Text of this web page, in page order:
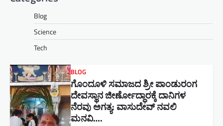
Blog
Science
Tech
BLOG
ಗೊಂದೂಳಿ ಸಮಾಜದ ಶ್ರೀ ಪಾಂಡುರಂಗ
ದೇವಸ್ಥಾನ ಜೀರ್ಣೋದ್ಧಾರಕ್ಕೆ ದಾನಿಗಳ
ನೆರವು ಅಗತ್ಯ: ವಾಸುದೇವ್ ನವಲಿ
ಮನವಿ​….